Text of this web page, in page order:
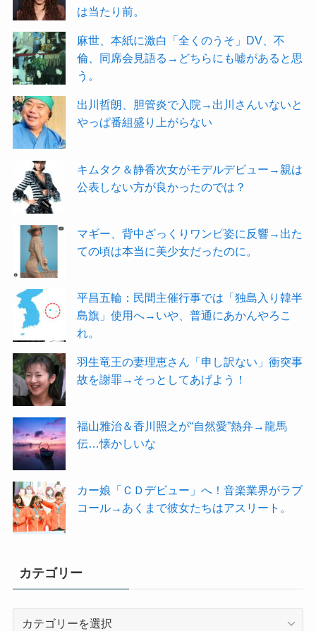
は当たり前。
麻世、本紙に激白「全くのうそ」DV、不
倫、同席会見語る→どちらにも嘘があると思
う。
出川哲朗、胆管炎で入院→出川さんいないと
やっぱ番組盛り上がらない
キムタク＆静香次女がモデルデビュー→親は
公表しない方が良かったのでは？
マギー、背中ざっくりワンピ姿に反響→出た
ての頃は本当に美少女だったのに。
平昌五輪：民間主催行事では「独島入り韓半
島旗」使用へ→いや、普通にあかんやろこ
れ。
羽生竜王の妻理恵さん「申し訳ない」衝突事
故を謝罪→そっとしてあげよう！
福山雅治＆香川照之が“自然愛”熱弁→龍馬
伝…懐かしいな
カー娘「ＣＤデビュー」へ！音楽業界がラブ
コール→あくまで彼女たちはアスリート。
カテゴリー